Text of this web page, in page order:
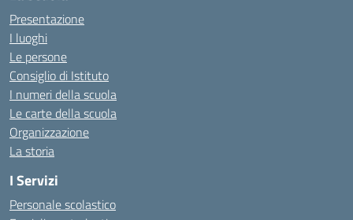
Presentazione
I luoghi
Le persone
Consiglio di Istituto
I numeri della scuola
Le carte della scuola
Organizzazione
La storia
I Servizi
Personale scolastico